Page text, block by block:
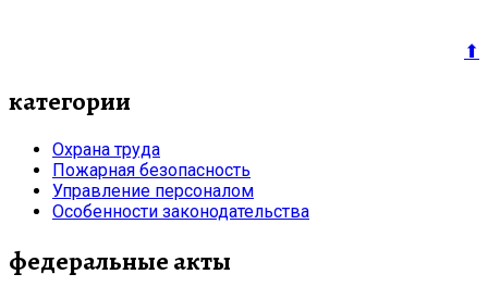
⬆
категории
Охрана труда
Пожарная безопасность
Управление персоналом
Особенности законодательства
федеральные акты